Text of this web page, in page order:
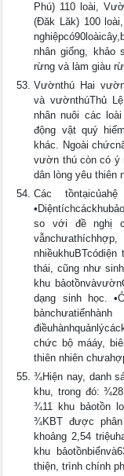
Phú) 110 loài,
(Đăk Lăk) 100
nhân giống, khảo
rừng và làm giàu
Vườnthú Hai
và vườnthúThủ
nhân nuôi các
động vật quý
khác. Ngoài
vườn thú còn có ý
dân lòng yêu thiên
Các
so với đề nghị
thái, cũng như
khu
dạng sinh học.
chức bộ mááy,
thiên nhiên
¾Hiện nay, danh
khu, trong đó:
¾11 khu bảotồn
¾KBT được
khoảng 2,54
khu
thiện, trình chính